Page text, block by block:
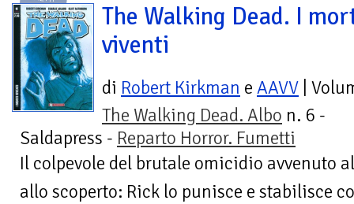
The Walking Dead. I
viventi
di Robert Kirkman e AAVV |
The Walking Dead. Albo n. 6 -
Saldapress - Reparto Horror. Fumetti
Il colpevole del brutale omicidio avvenuto
allo scoperto: Rick lo punisce e stabilisce